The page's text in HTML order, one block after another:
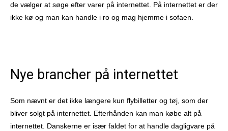
de vælger at søge efter varer på internettet. På internettet er der
ikke kø og man kan handle i ro og mag hjemme i sofaen.
Nye brancher på internettet
Som nævnt er det ikke længere kun flybilletter og tøj, som der
bliver solgt på internettet. Efterhånden kan man købe alt på
internettet. Danskerne er især faldet for at handle dagligvare på